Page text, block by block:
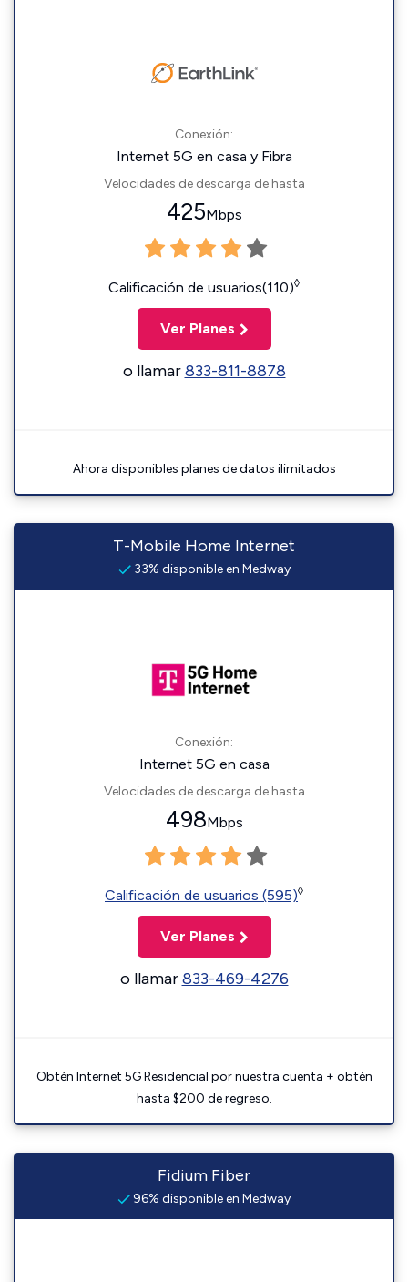
Conexión:
Internet 5G en casa y Fibra
Velocidades de descarga de hasta
425Mbps
Calificación de usuarios(110)◊
Ver Planes
o llamar833-811-8878
Ahora disponibles planes de datos ilimitados
T-Mobile Home Internet
33% disponible en Medway
Conexión:
Internet 5G en casa
Velocidades de descarga de hasta
498Mbps
Calificación de usuarios (595)◊
Ver Planes
o llamar833-469-4276
Obtén Internet 5G Residencial por nuestra cuenta + obtén
hasta $200 de regreso.
Fidium Fiber
96% disponible en Medway